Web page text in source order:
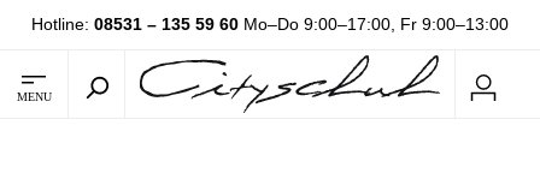
Hotline: 08531 – 135 59 60 Mo–Do 9:00–17:00, Fr 9:00–13:00
MENU